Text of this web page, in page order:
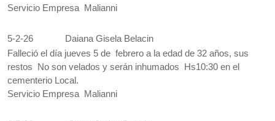
Servicio Empresa Malianni
5-2-26
Daiana Gisela Belacin
Falleció el día jueves 5 de febrero a la edad de 32 años, sus
restos No son velados y serán inhumados Hs10:30 en el
cementerio Local.
Servicio Empresa Malianni